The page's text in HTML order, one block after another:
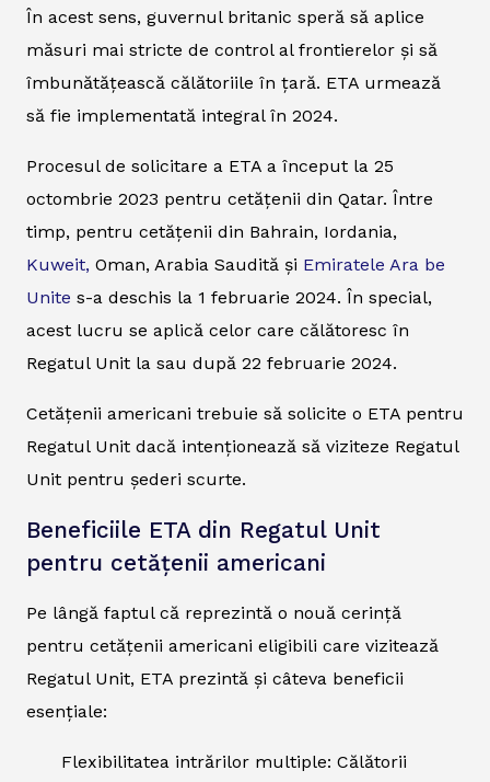
În acest sens, guvernul britanic speră să aplice
măsuri mai stricte de control al frontierelor și să
îmbunătățească călătoriile în țară. ETA urmează
să fie implementată integral în 2024.
Procesul de solicitare a ETA a început la 25
octombrie 2023 pentru cetățenii din Qatar. Între
timp, pentru cetățenii din Bahrain, Iordania,
Kuweit, Oman, Arabia Saudită și Emiratele Ara be
Unite s-a deschis la 1 februarie 2024. În special,
acest lucru se aplică celor care călătoresc în
Regatul Unit la sau după 22 februarie 2024.
Cetățenii americani trebuie să solicite o ETA pentru
Regatul Unit dacă intenționează să viziteze Regatul
Unit pentru șederi scurte.
Beneficiile ETA din Regatul Unit
pentru cetățenii americani
Pe lângă faptul că reprezintă o nouă cerință
pentru cetățenii americani eligibili care vizitează
Regatul Unit, ETA prezintă și câteva beneficii
esențiale:
Flexibilitatea intrărilor multiple: Călătorii